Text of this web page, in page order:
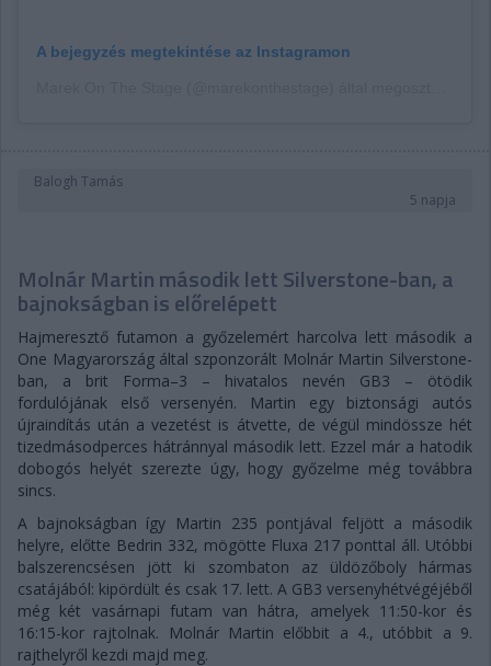
A bejegyzés megtekintése az Instagramon
Balogh Tamás
5 napja
Molnár Martin második lett Silverstone-ban, a
bajnokságban is előrelépett
Hajmeresztő futamon a győzelemért harcolva lett második a
One Magyarország által szponzorált Molnár Martin Silverstone-
ban, a brit Forma–3 – hivatalos nevén GB3 – ötödik
fordulójának első versenyén. Martin egy biztonsági autós
újraindítás után a vezetést is átvette, de végül mindössze hét
tizedmásodperces hátránnyal második lett. Ezzel már a hatodik
dobogós helyét szerezte úgy, hogy győzelme még továbbra
sincs.
A bajnokságban így Martin 235 pontjával feljött a második
helyre, előtte Bedrin 332, mögötte Fluxa 217 ponttal áll. Utóbbi
balszerencsésen jött ki szombaton az üldözőboly hármas
csatájából: kipördült és csak 17. lett. A GB3 versenyhétvégéjéből
még két vasárnapi futam van hátra, amelyek 11:50-kor és
16:15-kor rajtolnak. Molnár Martin előbbit a 4., utóbbit a 9.
rajthelyről kezdi majd meg.